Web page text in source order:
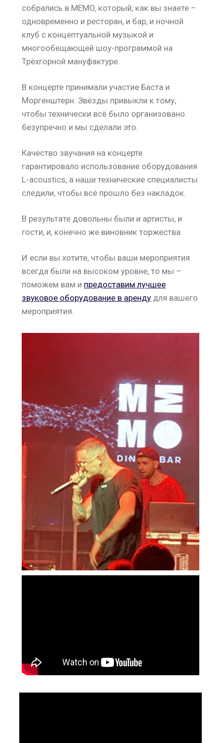
собрались в MEMO, который, как вы знаете –
одновременно и ресторан, и бар, и ночной
клуб с концептуальной музыкой и
многообещающей шоу-программой на
Трёхгорной мануфактуре.
В концерте принимали участие Баста и
Моргенштерн. Звёзды привыкли к тому,
чтобы технически всё было организовано
безупречно и мы сделали это.
Качество звучания на концерте
гарантировало использование оборудования
L-acoustics, а наши технические специалисты
следили, чтобы всё прошло без накладок.
В результате довольны были и артисты, и
гости, и, конечно же виновник торжества.
И если вы хотите, чтобы ваши мероприятия
всегда были на высоком уровне, то мы –
поможем вам и предоставим лучшее
звуковое оборудование в аренду для вашего
мероприятия.